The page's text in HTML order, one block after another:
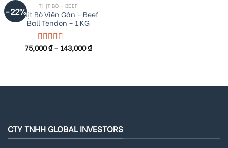
-22% THỊT BÒ - BEEF
Thịt Bò Viên Gân – Beef
Ball Tendon – 1 KG
Rated 5.00
75,000₫– 143,000₫
CTY TNHH GLOBAL INVESTORS